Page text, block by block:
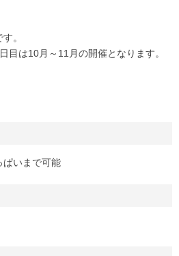
。
は10月～11月の開催となります。
ぱいまで可能